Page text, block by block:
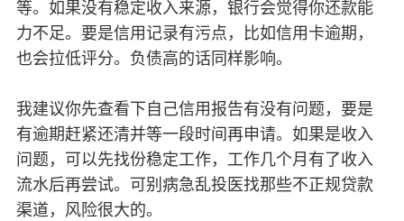
等。如果没有稳定收入来源，银行会觉得你还款能
力不足。要是信用记录有污点，比如信用卡逾期，
也会拉低评分。负债高的话同样影响。
我建议你先查看下自己信用报告有没有问题，要是
有逾期赶紧还清并等一段时间再申请。如果是收入
问题，可以先找份稳定工作，工作几个月有了收入
流水后再尝试。可别病急乱投医找那些不正规贷款
渠道，风险很大的。